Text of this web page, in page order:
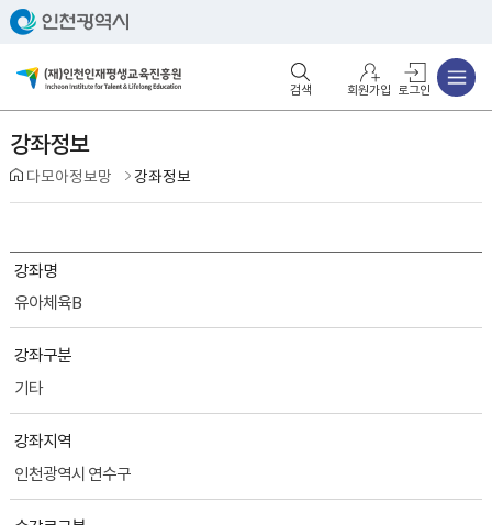
회원가입 로그인
강좌정보
다모아정보망 강좌정보
강좌명
유아체육B
강좌구분
기타
강좌지역
인천광역시 연수구